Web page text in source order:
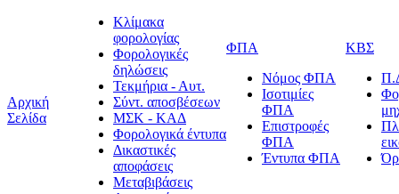
Αρχική
Σελίδα
Κλίμακα
φορολογίας
Φορολογικές
δηλώσεις
Τεκμήρια - Αυτ.
Σύντ. αποσβέσεων
ΜΣΚ - ΚΑΔ
Φορολογικά έντυπα
Δικαστικές
αποφάσεις
Μεταβιβάσεις
ΦΠΑ
Νόμος ΦΠΑ
Ισοτιμίες
ΦΠΑ
Επιστροφές
ΦΠΑ
Έντυπα ΦΠΑ
ΚΒΣ